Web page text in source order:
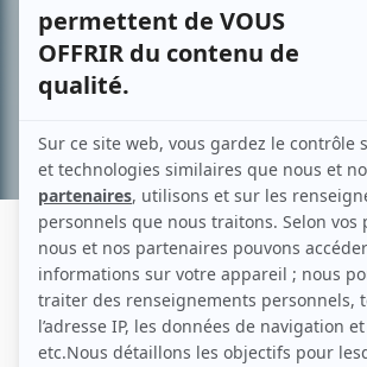
VICTOR-MAURICIO
Liens
Fiche de Victor-Mauricio Pizarro sur Showbizz.net